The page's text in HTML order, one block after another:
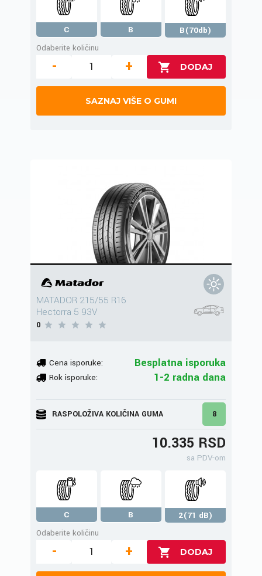
C B
B(70db)
Odaberite količinu
- +
SAZNAJ VIŠE O GUMI
MATADOR 215/55 R16
Hectorra 5 93V
0
Cena isporuke: Besplatna isporuka
Rok isporuke: 1-2 radna dana
RASPOLOŽIVA KOLIČINA GUMA 8
10.335 RSD
sa PDV-om
C B
2(71 dB)
Odaberite količinu
- +